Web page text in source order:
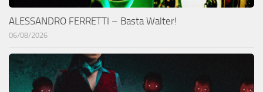
ALESSANDRO FERRETTI – Basta Walter!
06/08/2026